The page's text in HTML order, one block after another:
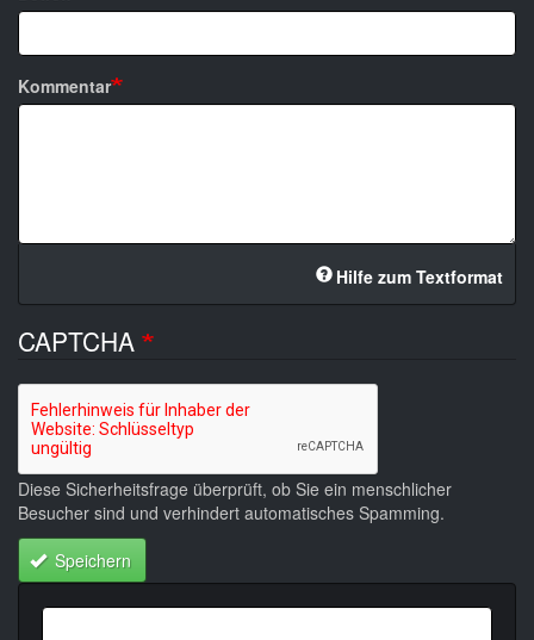
Kommentar
Hilfe zum Textformat
CAPTCHA
Diese Sicherheitsfrage überprüft, ob Sie ein menschlicher
Besucher sind und verhindert automatisches Spamming.
Speichern